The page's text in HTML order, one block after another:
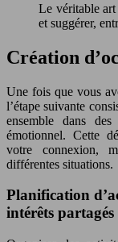
Le véritable
et suggérer,
Création
Une fois que vous
l’étape suivante
ensemble dans
émotionnel. Cette
votre connexion,
différentes situations.
Planification
intérêts partagés